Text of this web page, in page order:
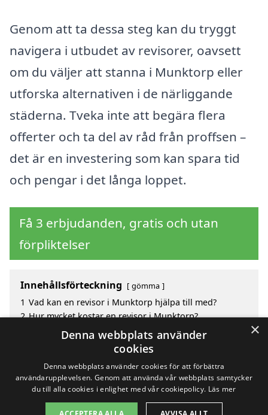
Genom att ta dessa steg kan du tryggt
navigera i utbudet av revisorer, oavsett
om du väljer att stanna i Munktorp eller
utforska alternativen i de närliggande
städerna. Tveka inte att begära flera
offerter och ta del av råd från proffsen –
det är en investering som kan spara tid
och pengar i det långa loppet.
Få 3 erbjudanden, gratis och utan
förpliktelser
Innehållsförteckning gömma
1 Vad kan en revisor i Munktorp hjälpa till med?
2 Hur mycket kostar en revisor i Munktorp?
Fördelar med att välja revisor i Munktorp
Sök efter en skicklig revisor i de omgivande städerna
Copyright 2026 - Pilanto Aps
×
Denna webbplats använder
cookies
Denna webbplats använder cookies för att förbättra
användarupplevelsen. Genom att använda vår webbplats samtycker
du till alla cookies i enlighet med vår cookiepolicy. Läs mer